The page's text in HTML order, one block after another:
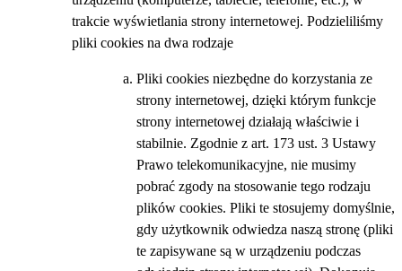
trakcie wyświetlania strony internetowej. Podzieliliśmy
pliki cookies na dwa rodzaje
Pliki cookies niezbędne do korzystania ze
strony internetowej, dzięki którym funkcje
strony internetowej działają właściwie i
stabilnie. Zgodnie z art. 173 ust. 3 Ustawy
Prawo telekomunikacyjne, nie musimy
pobrać zgody na stosowanie tego rodzaju
plików cookies. Pliki te stosujemy domyślnie,
gdy użytkownik odwiedza naszą stronę (pliki
te zapisywane są w urządzeniu podczas